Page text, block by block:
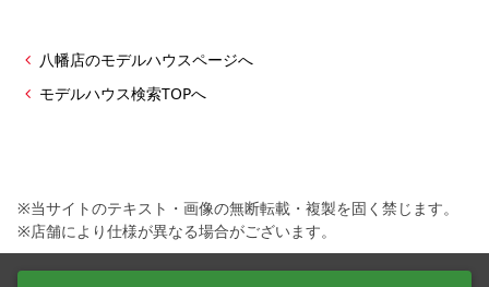
八幡店のモデルハウスページへ
モデルハウス検索TOPへ
※当サイトのテキスト・画像の無断転載・複製を固く禁じます。
※店舗により仕様が異なる場合がございます。